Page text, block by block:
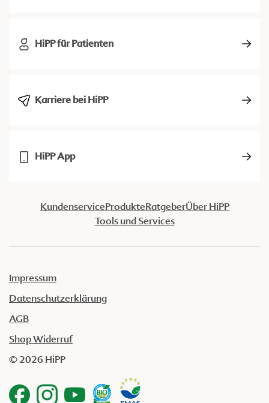
HiPP für Patienten
Karriere bei HiPP
HiPP App
KundenserviceProdukteRatgeberÜber HiPP
Tools und Services
Impressum
Datenschutzerklärung
AGB
Shop Widerruf
© 2026 HiPP